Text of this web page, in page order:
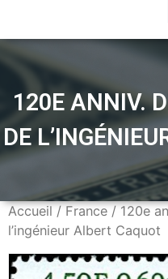
120E ANNIV.
DE
Accueil / France / 120e
l’ingénieur Albert Caquot